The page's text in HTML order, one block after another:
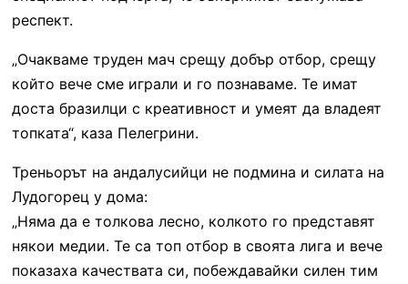
респект.
„Очакваме труден мач срещу добър отбор, срещу
който вече сме играли и го познаваме. Те имат
доста бразилци с креативност и умеят да владеят
топката“, каза Пелегрини.
Треньорът на андалусийци не подмина и силата на
Лудогорец у дома:
„Няма да е толкова лесно, колкото го представят
някои медии. Те са топ отбор в своята лига и вече
показаха качествата си, побеждавайки силен тим